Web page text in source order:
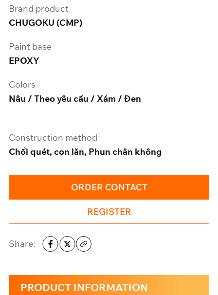
Brand product
CHUGOKU (CMP)
Paint base
EPOXY
Colors
Nâu / Theo yêu cầu / Xám / Đen
Construction method
Chổi quét, con lăn, Phun chân không
ORDER CONTACT
REGISTER
Share:
PRODUCT INFORMATION